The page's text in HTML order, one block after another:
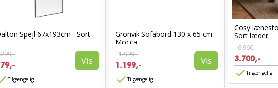
Spejl 67x193cm - Sort
Vis
Tilgængelig
Gronvik Sofabord 130 x 65 cm -
Mocca
1.999,-
1.199,- Vis
Tilgængelig
Cosy
Sort læder
6.960,-
3.700,-
Tilgængelig